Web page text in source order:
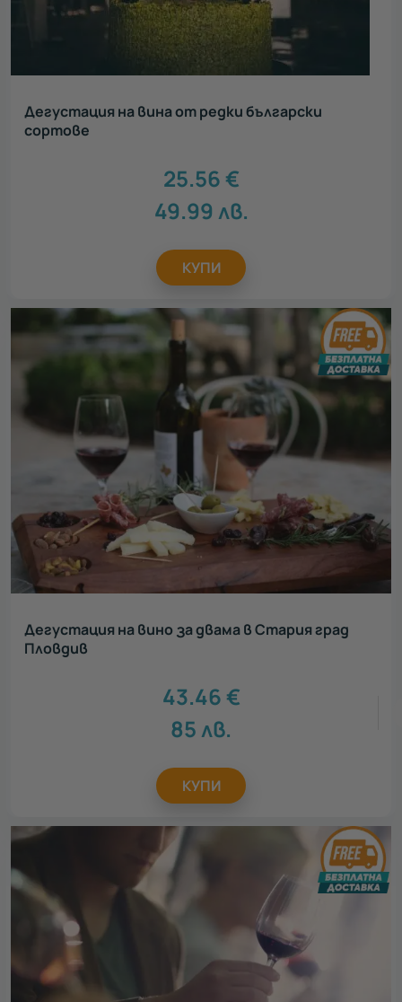
Дегустация на вина от редки български
сортове
25.56€
49.99 лв.
КУПИ
Дегустация на вино за двама в Стария град
Пловдив
43.46€
85лв.
КУПИ